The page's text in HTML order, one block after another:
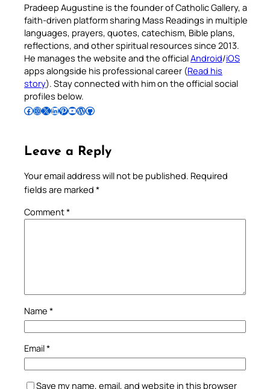
Pradeep Augustine is the founder of Catholic Gallery, a
faith-driven platform sharing Mass Readings in multiple
languages, prayers, quotes, catechism, Bible plans,
reflections, and other spiritual resources since 2013.
He manages the website and the officialAndroid/iOS
apps alongside his professional career (Read his
story). Stay connected with him on the official social
profiles below.
Follow Pradeep on Facebook Follow Pradeep on InstagramFollow Pradeep on X Follow Pradeep on LinkedIn Follow Pradeep on Pinterest Subscribe to Pradeep’s Youtube Channel Follow Pradeep on WordPress Follow Pradeep on GitHub
Leave a Reply
Your email address will not be published. Required
fields are marked *
Comment*
Name *
Email*
Save my name, email, and website in this browser